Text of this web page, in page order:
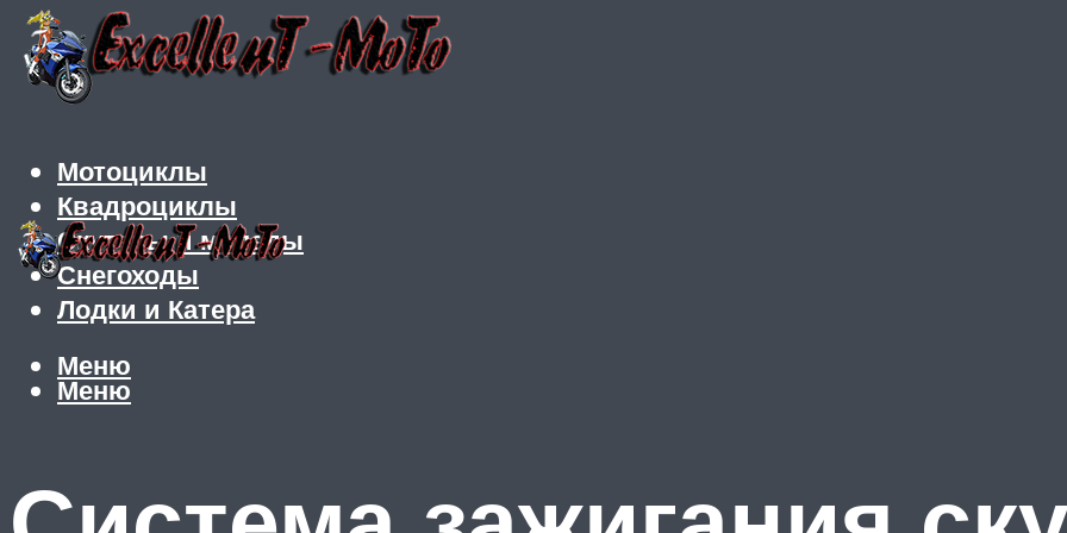
Мотоциклы
Квадроциклы
Скутеры и мопеды
Снегоходы
Лодки и Катера
Меню
Меню